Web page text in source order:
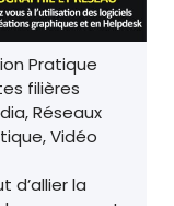
Pratique
filières
Réseaux
Vidéo
d’allier la